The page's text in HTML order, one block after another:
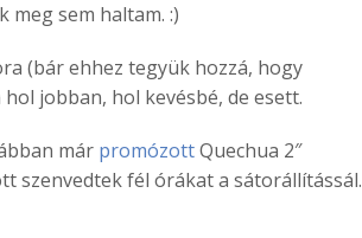
meg sem haltam. :)
(bár ehhez tegyük hozzá, hogy
jobban, hol kevésbé, de esett.
már promózottQuechua 2″
szenvedtek fél órákat a sátorállítássál.